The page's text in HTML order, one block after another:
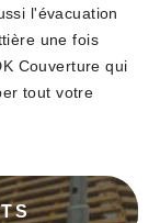
l'évacuation
une fois
Couverture qui
tout votre